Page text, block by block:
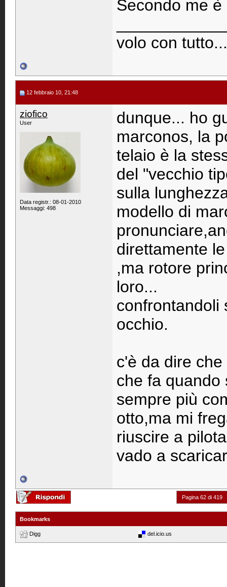
Secondo me è
volo con
12 febbraio 10, 21:48
ziofico
User
Data registr.: 08-01-2010
Messaggi: 498
dunque... ho
marconos, la
telaio è la
del "vecchio
sulla
modello di
direttamente
,ma rotore
loro...
confrontandoli
occhio.
c'è da dire
che fa quando
sempre più
otto,ma mi
riuscire a
vado a
Pagina 62 di 419
Bookmarks
Digg del.icio.us